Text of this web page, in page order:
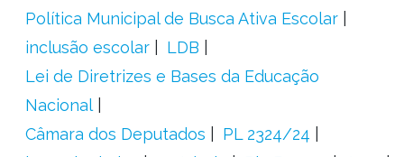
Política Municipal de Busca Ativa Escolar
inclusão escolar
LDB
Lei de Diretrizes e Bases da Educação
Nacional
Câmara dos Deputados
PL 2324/24